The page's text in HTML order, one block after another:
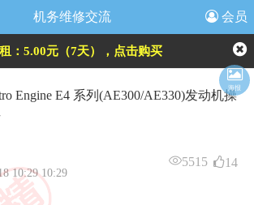
机务维修交流 会员
：5.00元（7天），点击购买
Engine E4 系列(AE300/AE330)发动机操
10:29 10:29
5515 14
海报